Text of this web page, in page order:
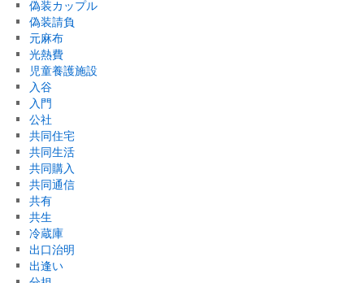
偽装カップル
偽装請負
元麻布
光熱費
児童養護施設
入谷
入門
公社
共同住宅
共同生活
共同購入
共同通信
共有
共生
冷蔵庫
出口治明
出逢い